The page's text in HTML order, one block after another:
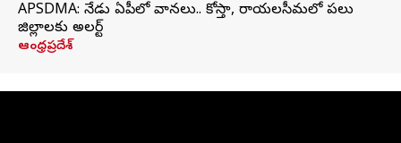
APSDMA: నేడు ఏపీలో వానలు.. కోస్తా, రాయలసీమలో పలు
జిల్లాలకు అలర్ట్
ఆంధ్రప్రదేశ్